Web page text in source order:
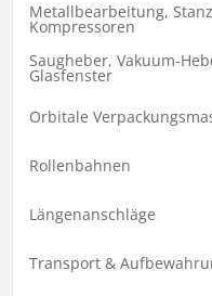
Metallbearbeitung,
Kompressoren
Saugheber, Vakuum-
Glasfenster
Orbitale
Rollenbahnen
Längenanschläge
Transport &